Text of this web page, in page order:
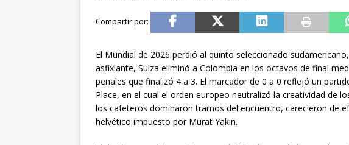
El Mundial de 2026 perdió al quinto seleccionado
asfixiante, Suiza eliminó a Colombia en los octavos de final
penales que finalizó 4 a 3. El marcador de 0 a 0 reflejó un
Place, en el cual el orden europeo neutralizó la creatividad de
los cafeteros dominaron tramos del encuentro, carecieron de
helvético impuesto por Murat Yakin.